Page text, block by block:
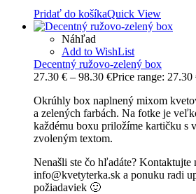
Pridať do košíkaQuick View
Náhľad
Add to WishList
Decentný ružovo-zelený box
27.30 € – 98.30 €Price range:
Okrúhly box naplnený mixom
a zelených farbách. Na fotke je
každému boxu priložíme kartičku s
zvoleným textom.
Nenašli ste čo hľadáte? Kontaktujte
info@kvetyterka.sk a ponuku radi
požiadaviek 🙂